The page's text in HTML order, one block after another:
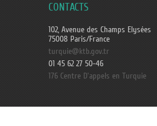
CONTACTS
102, Avenue des Champs Elysées
75008 Paris/France
turquie@ktb.gov.tr
01 45 62 27 50-46
176 Centre D'appels en Turquie